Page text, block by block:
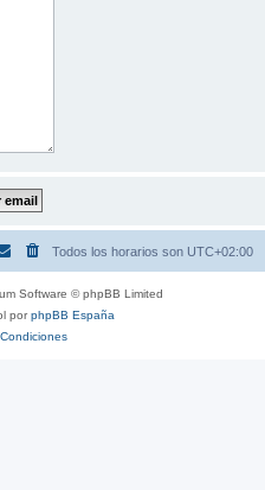
Todos los horarios son UTC+02:00
Software © phpBB Limited
porphpBB España
Condiciones